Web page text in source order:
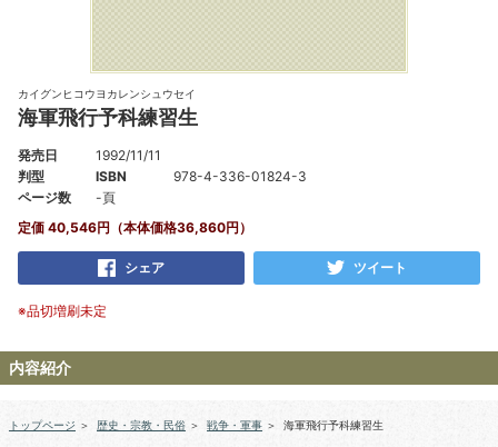
カイグンヒコウヨカレンシュウセイ
海軍飛行予科練習生
発売日
1992/11/11
判型
ISBN
978-4-336-01824-3
ページ数
-頁
定価 40,546円（本体価格36,860円）
シェア ツイート
※品切増刷未定
内容紹介
トップページ ＞ 歴史・宗教・民俗 ＞ 戦争・軍事 ＞ 海軍飛行予科練習生